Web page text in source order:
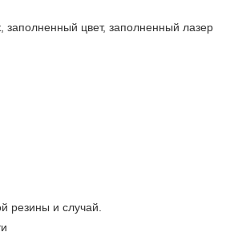
цвет, заполненный лазер
резины и случай.